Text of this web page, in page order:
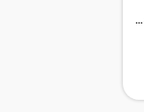
Analipsi - Mpotsari - Nea Paralia Thessaloniki Municipality